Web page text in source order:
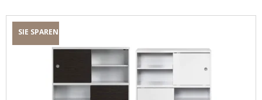
SIE SPAREN